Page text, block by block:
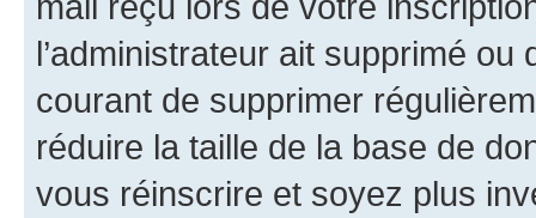
l’administrateur ait supprimé
courant de supprimer
réduire la taille de la base de
vous réinscrire et soyez plus